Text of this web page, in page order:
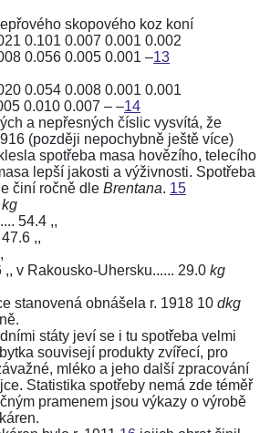
skopového koz koní
0.101 0.007 0.001 0.002
0.056 0.005 0.001 –13
0.054 0.008 0.001 0.001
0.010 0.007 – –14
a nepřesných číslic vysvítá, že
(později nepochybně ještě více)
spotřeba masa hovězího, telecího
lepší jakosti a výživnosti. Spotřeba
činí ročně dle Brentana. 15
kg
54.4 ,,
,,
,, v Rakousko-Uhersku...... 29.0 kg
stanovená obnášela r. 1918 10 dkg
státy jeví se i tu spotřeba velmi
souvisejí produkty zvířecí, pro
mléko a jeho další zpracování
Statistika spotřeby nemá zde téměř
pramenem jsou výkazy o výrobě